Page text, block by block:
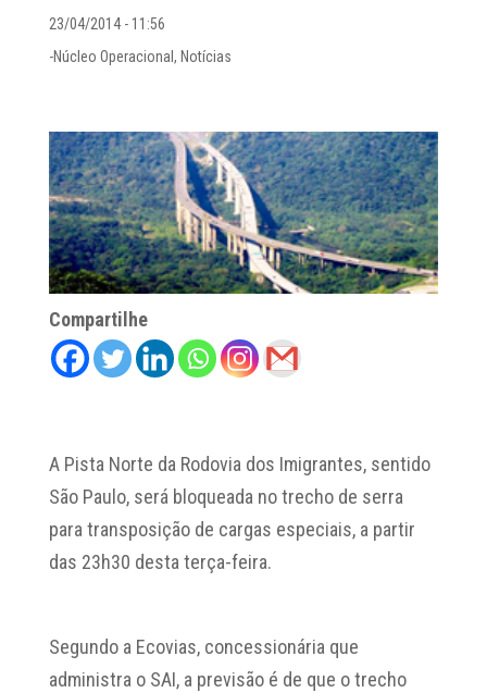
23/04/2014 - 11:56
-Núcleo Operacional , Notícias
Compartilhe
A Pista Norte da Rodovia dos Imigrantes, sentido
São Paulo, será bloqueada no trecho de serra
para transposição de cargas especiais, a partir
das 23h30 desta terça-feira.
Segundo a Ecovias, concessionária que
administra o SAI, a previsão é de que o trecho